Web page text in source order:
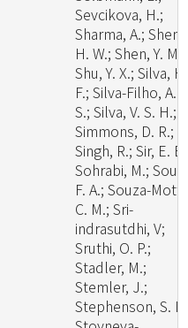
Sevcikova, H.;
Sharma, A.; Shen,
H. W.; Shen, Y. M.;
Shu, Y. X.; Silva, H.
F.; Silva-Filho, A.
S.; Silva, V. S. H.;
Simmons, D. R.;
Singh, R.; Sir, E.
Sohrabi, M.;
F. A.; Souza-
C. M.; Sri-
indrasutdhi, V;
Sruthi, O. P.;
Stadler, M.;
Stemler, J.;
Stephenson, S.